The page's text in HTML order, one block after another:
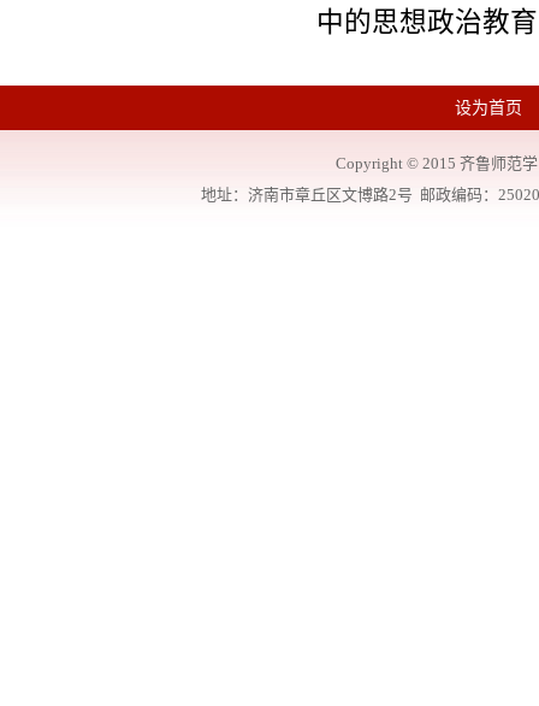
中的思想政治教育
设为首页
Copyright © 2015 齐鲁师范
地址：济南市章丘区文博路2号 邮政编码：